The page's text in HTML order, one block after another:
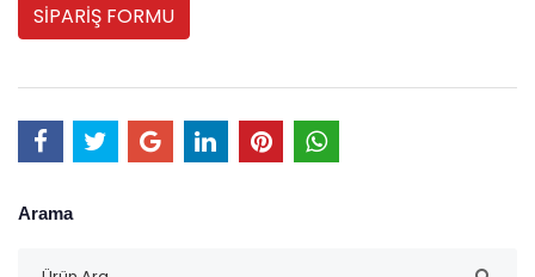
SİPARİŞ FORMU
Arama